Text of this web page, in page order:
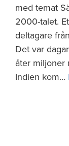
med temat
2000-talet.
deltagare
Det var
åter miljoner
Indien kom…